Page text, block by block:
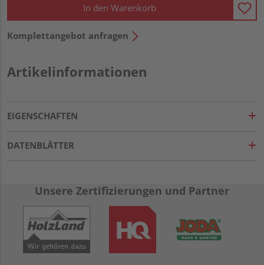
In den Warenkorb
Komplettangebot anfragen
Artikelinformationen
EIGENSCHAFTEN
DATENBLÄTTER
Unsere Zertifizierungen und Partner